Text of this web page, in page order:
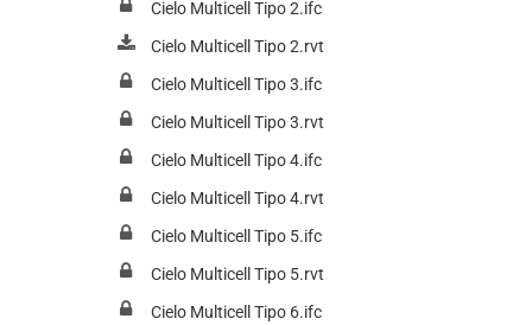
Cielo Multicell Tipo 2.ifc
Cielo Multicell Tipo 2.rvt
Cielo Multicell Tipo 3.ifc
Cielo Multicell Tipo 3.rvt
Cielo Multicell Tipo 4.ifc
Cielo Multicell Tipo 4.rvt
Cielo Multicell Tipo 5.ifc
Cielo Multicell Tipo 5.rvt
Cielo Multicell Tipo 6.ifc